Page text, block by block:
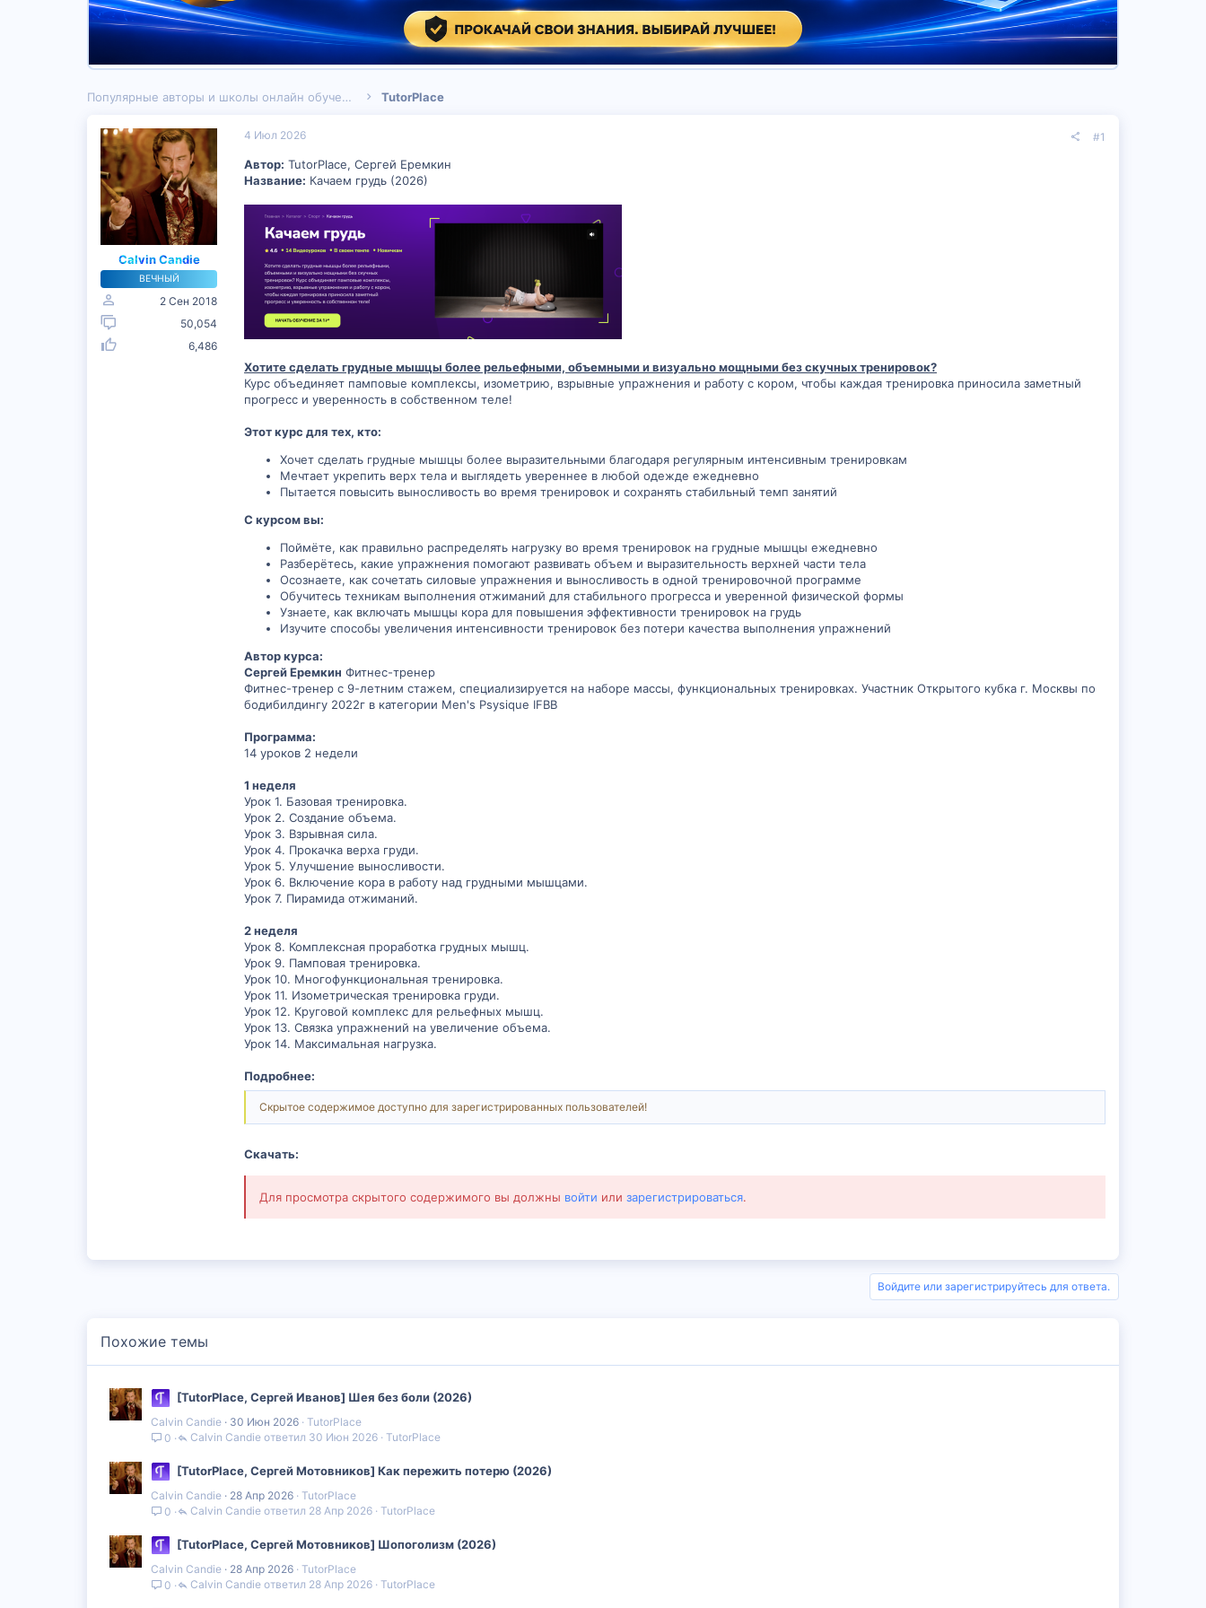
Популярные авторы и школы онлайн обучения TutorPlace
Calvin Candie
ВЕЧНЫЙ
2 Сен 2018
50,054
6,486
4 Июл 2026 #1
Автор: TutorPlace, Сергей Еремкин
Название: Качаем грудь (2026)
Хотите сделать грудные мышцы более рельефными, объемными и визуально мощными без скучных тренировок?
Курс объединяет памповые комплексы, изометрию, взрывные упражнения и работу с кором, чтобы каждая тренировка приносила заметный
прогресс и уверенность в собственном теле!
Этот курс для тех, кто:
Хочет сделать грудные мышцы более выразительными благодаря регулярным интенсивным тренировкам
Мечтает укрепить верх тела и выглядеть увереннее в любой одежде ежедневно
Пытается повысить выносливость во время тренировок и сохранять стабильный темп занятий
С курсом вы:
Поймёте, как правильно распределять нагрузку во время тренировок на грудные мышцы ежедневно
Разберётесь, какие упражнения помогают развивать объем и выразительность верхней части тела
Осознаете, как сочетать силовые упражнения и выносливость в одной тренировочной программе
Обучитесь техникам выполнения отжиманий для стабильного прогресса и уверенной физической формы
Узнаете, как включать мышцы кора для повышения эффективности тренировок на грудь
Изучите способы увеличения интенсивности тренировок без потери качества выполнения упражнений
Автор курса:
Сергей Еремкин Фитнес-тренер
Фитнес-тренер с 9-летним стажем, специализируется на наборе массы, функциональных тренировках. Участник Открытого кубка г. Москвы по
бодибилдингу 2022г в категории Men's Psysique IFBB
Программа:
14 уроков 2 недели
1 неделя
Урок 1. Базовая тренировка.
Урок 2. Создание объема.
Урок 3. Взрывная сила.
Урок 4. Прокачка верха груди.
Урок 5. Улучшение выносливости.
Урок 6. Включение кора в работу над грудными мышцами.
Урок 7. Пирамида отжиманий.
2 неделя
Урок 8. Комплексная проработка грудных мышц.
Урок 9. Памповая тренировка.
Урок 10. Многофункциональная тренировка.
Урок 11. Изометрическая тренировка груди.
Урок 12. Круговой комплекс для рельефных мышц.
Урок 13. Связка упражнений на увеличение объема.
Урок 14. Максимальная нагрузка.
Подробнее:
Скрытое содержимое доступно для зарегистрированных пользователей!
Скачать:
Для просмотра скрытого содержимого вы должны войти или зарегистрироваться.
Войдите или зарегистрируйтесь для ответа.
Похожие темы
[TutorPlace, Сергей Иванов] Шея без боли (2026)
Calvin Candie 30 Июн 2026 TutorPlace
0
TutorPlace
30 Июн 2026
Calvin Candie
[TutorPlace, Сергей Мотовников] Как пережить потерю (2026)
Calvin Candie 28 Апр 2026 TutorPlace
0
TutorPlace
28 Апр 2026
Calvin Candie
[TutorPlace, Сергей Мотовников] Шопоголизм (2026)
Calvin Candie 28 Апр 2026 TutorPlace
0
TutorPlace
28 Апр 2026
Calvin Candie